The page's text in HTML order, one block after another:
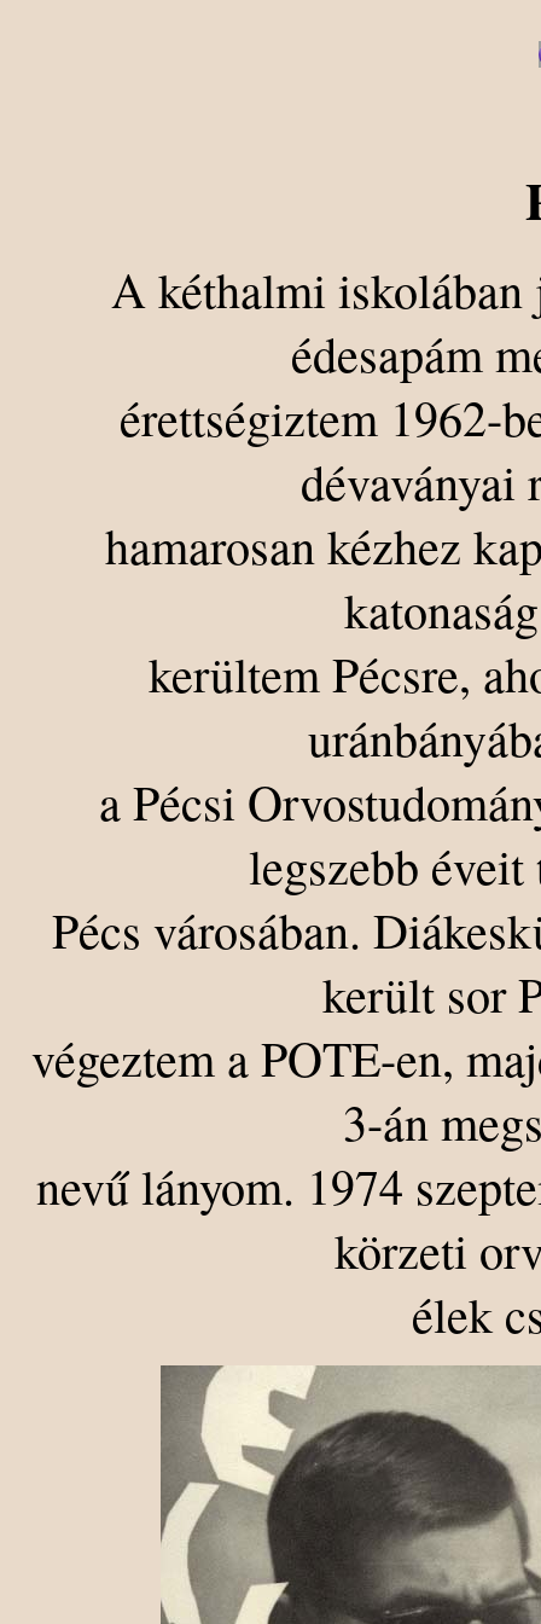
A kéthalmi iskolában
édesapám
érettségiztem 1962-
dévaványai
hamarosan kézhez
kerültem Pécsre,
a Pécsi
legszebb
Pécs városában.
került sor
végeztem a POTE-en,
3-án
nevű lányom. 1974
körzeti
élek